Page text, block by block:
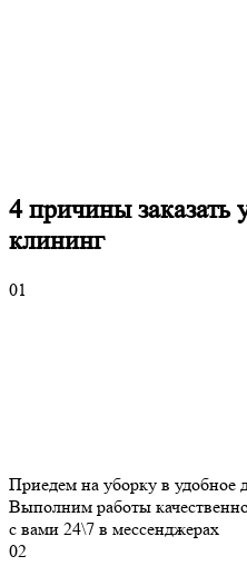
4 причинызаказать
клининг
01
Приедем на уборку в удобное
Выполним работы
с вами 24\7 в мессенджерах
02